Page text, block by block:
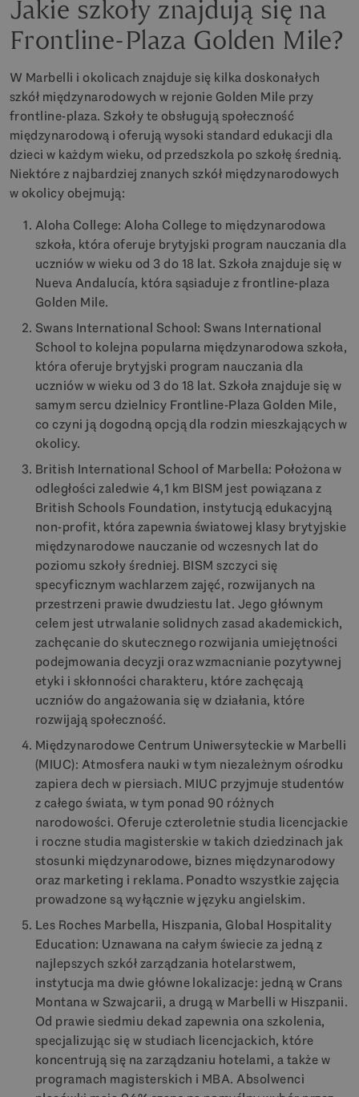
Jakie szkoły znajdują się na
Frontline-Plaza Golden Mile?
W Marbelli i okolicach znajduje się kilka doskonałych
szkół międzynarodowych w rejonie Golden Mile przy
frontline-plaza. Szkoły te obsługują społeczność
międzynarodową i oferują wysoki standard edukacji dla
dzieci w każdym wieku, od przedszkola po szkołę średnią.
Niektóre z najbardziej znanych szkół międzynarodowych
w okolicy obejmują:
Aloha College: Aloha College to międzynarodowa
szkoła, która oferuje brytyjski program nauczania dla
uczniów w wieku od 3 do 18 lat. Szkoła znajduje się w
Nueva Andalucía, która sąsiaduje z frontline-plaza
Golden Mile.
Swans International School: Swans International
School to kolejna popularna międzynarodowa szkoła,
która oferuje brytyjski program nauczania dla
uczniów w wieku od 3 do 18 lat. Szkoła znajduje się w
samym sercu dzielnicy Frontline-Plaza Golden Mile,
co czyni ją dogodną opcją dla rodzin mieszkających w
okolicy.
British International School of Marbella: Położona w
odległości zaledwie 4,1 km BISM jest powiązana z
British Schools Foundation, instytucją edukacyjną
non-profit, która zapewnia światowej klasy brytyjskie
międzynarodowe nauczanie od wczesnych lat do
poziomu szkoły średniej. BISM szczyci się
specyficznym wachlarzem zajęć, rozwijanych na
przestrzeni prawie dwudziestu lat. Jego głównym
celem jest utrwalanie solidnych zasad akademickich,
zachęcanie do skutecznego rozwijania umiejętności
podejmowania decyzji oraz wzmacnianie pozytywnej
etyki i skłonności charakteru, które zachęcają
uczniów do angażowania się w działania, które
rozwijają społeczność.
Międzynarodowe Centrum Uniwersyteckie w Marbelli
(MIUC): Atmosfera nauki w tym niezależnym ośrodku
zapiera dech w piersiach. MIUC przyjmuje studentów
z całego świata, w tym ponad 90 różnych
narodowości. Oferuje czteroletnie studia licencjackie
i roczne studia magisterskie w takich dziedzinach jak
stosunki międzynarodowe, biznes międzynarodowy
oraz marketing i reklama. Ponadto wszystkie zajęcia
prowadzone są wyłącznie w języku angielskim.
Les Roches Marbella, Hiszpania, Global Hospitality
Education: Uznawana na całym świecie za jedną z
najlepszych szkół zarządzania hotelarstwem,
instytucja ma dwie główne lokalizacje: jedną w Crans
Montana w Szwajcarii, a drugą w Marbelli w Hiszpanii.
Od prawie siedmiu dekad zapewnia ona szkolenia,
specjalizując się w studiach licencjackich, które
koncentrują się na zarządzaniu hotelami, a także w
programach magisterskich i MBA. Absolwenci